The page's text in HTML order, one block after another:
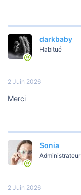
darkbaby
Habitué
2 Juin 2026
Merci
Sonia
Administrateur
2 Juin 2026